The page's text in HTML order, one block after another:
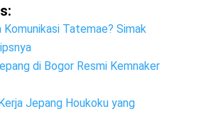
Komunikasi Tatemae? Simak
di Bogor Resmi Kemnaker
Jepang Houkoku yang